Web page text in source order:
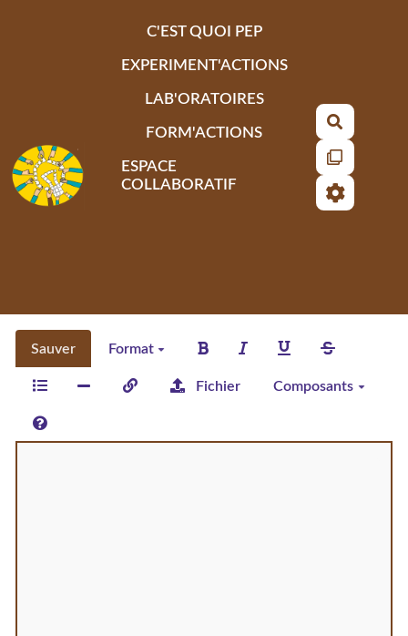
C'EST QUOI PEP
EXPERIMENT'ACTIONS
LAB'ORATOIRES
FORM'ACTIONS
ESPACE
COLLABORATIF
Sauver Format
Fichier Composants